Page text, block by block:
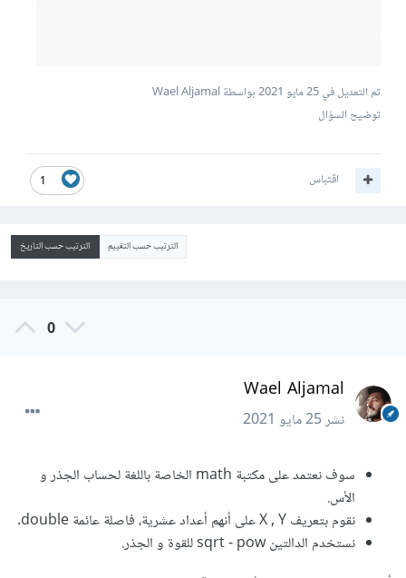
تم التعديل في25 مايو 2021
بواسطة Wael Aljamal
توضيح السؤال
1 اقتباس
الترتيب حسب التقييم الترتيب حسب التاريخ
0
Wael Aljamal
نشر25 مايو 2021
سوف نعتمد على مكتبة math الخاصة باللغة لحساب الجذر و
الأس.
نقوم بتعريف X , Y على أنهم أعداد عشرية، فاصلة عائمة double.
نستخدم الدالتين sqrt - pow للقوة و الجذر.